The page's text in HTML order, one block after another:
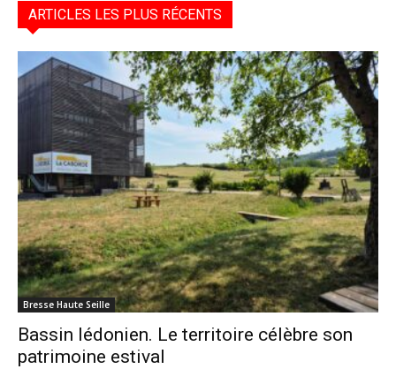
ARTICLES LES PLUS RÉCENTS
Bresse Haute Seille
Bassin lédonien. Le territoire célèbre son
patrimoine estival